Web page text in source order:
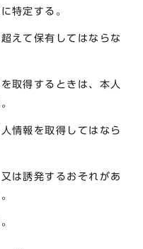
特定する。
えて保有してはならな
取得するときは、本人
情報を取得してはなら
は誘発するおそれがあ